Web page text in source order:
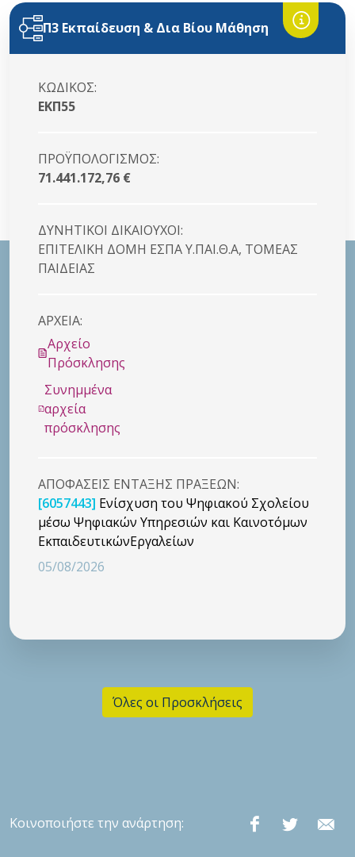
Π3 Εκπαίδευση & Δια Βίου Μάθηση
ΚΩΔΙΚΟΣ:
ΕΚΠ55
ΠΡΟΫΠΟΛΟΓΙΣΜΟΣ:
71.441.172,76 €
ΔΥΝΗΤΙΚΟI ΔΙΚΑΙΟYΧΟΙ:
ΕΠΙΤΕΛΙΚΗ ΔΟΜΗ ΕΣΠΑ Υ.ΠΑΙ.Θ.Α, ΤΟΜΕΑΣ
ΠΑΙΔΕΙΑΣ
ΑΡΧΕΙΑ:
Αρχείο
Πρόσκλησης
Συνημμένα
αρχεία
πρόσκλησης
ΑΠΟΦΑΣΕΙΣ ΕΝΤΑΞΗΣ ΠΡΑΞΕΩΝ:
[6057443] Ενίσχυση του Ψηφιακού Σχολείου
μέσω Ψηφιακών Υπηρεσιών και Καινοτόμων
ΕκπαιδευτικώνΕργαλείων
05/08/2026
Όλες οι Προσκλήσεις
Κοινοποιήστε την ανάρτηση: